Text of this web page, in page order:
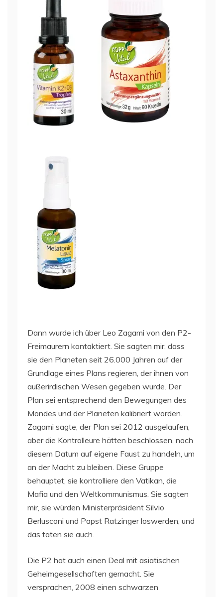
Dann wurde ich über Leo Zagami von den P2-
Freimaurern kontaktiert. Sie sagten mir, dass
sie den Planeten seit 26.000 Jahren auf der
Grundlage eines Plans regieren, der ihnen von
außerirdischen Wesen gegeben wurde. Der
Plan sei entsprechend den Bewegungen des
Mondes und der Planeten kalibriert worden.
Zagami sagte, der Plan sei 2012 ausgelaufen,
aber die Kontrolleure hätten beschlossen, nach
diesem Datum auf eigene Faust zu handeln, um
an der Macht zu bleiben. Diese Gruppe
behauptet, sie kontrolliere den Vatikan, die
Mafia und den Weltkommunismus. Sie sagten
mir, sie würden Ministerpräsident Silvio
Berlusconi und Papst Ratzinger loswerden, und
das taten sie auch.
Die P2 hat auch einen Deal mit asiatischen
Geheimgesellschaften gemacht. Sie
versprachen, 2008 einen schwarzen